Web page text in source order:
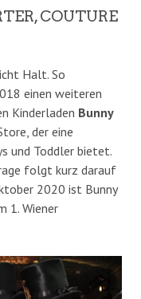
COUTURE
Halt. So
einen weiteren
Kinderladen Bunny
der eine
und Toddler bietet.
folgt kurz darauf
2020 ist Bunny
1. Wiener